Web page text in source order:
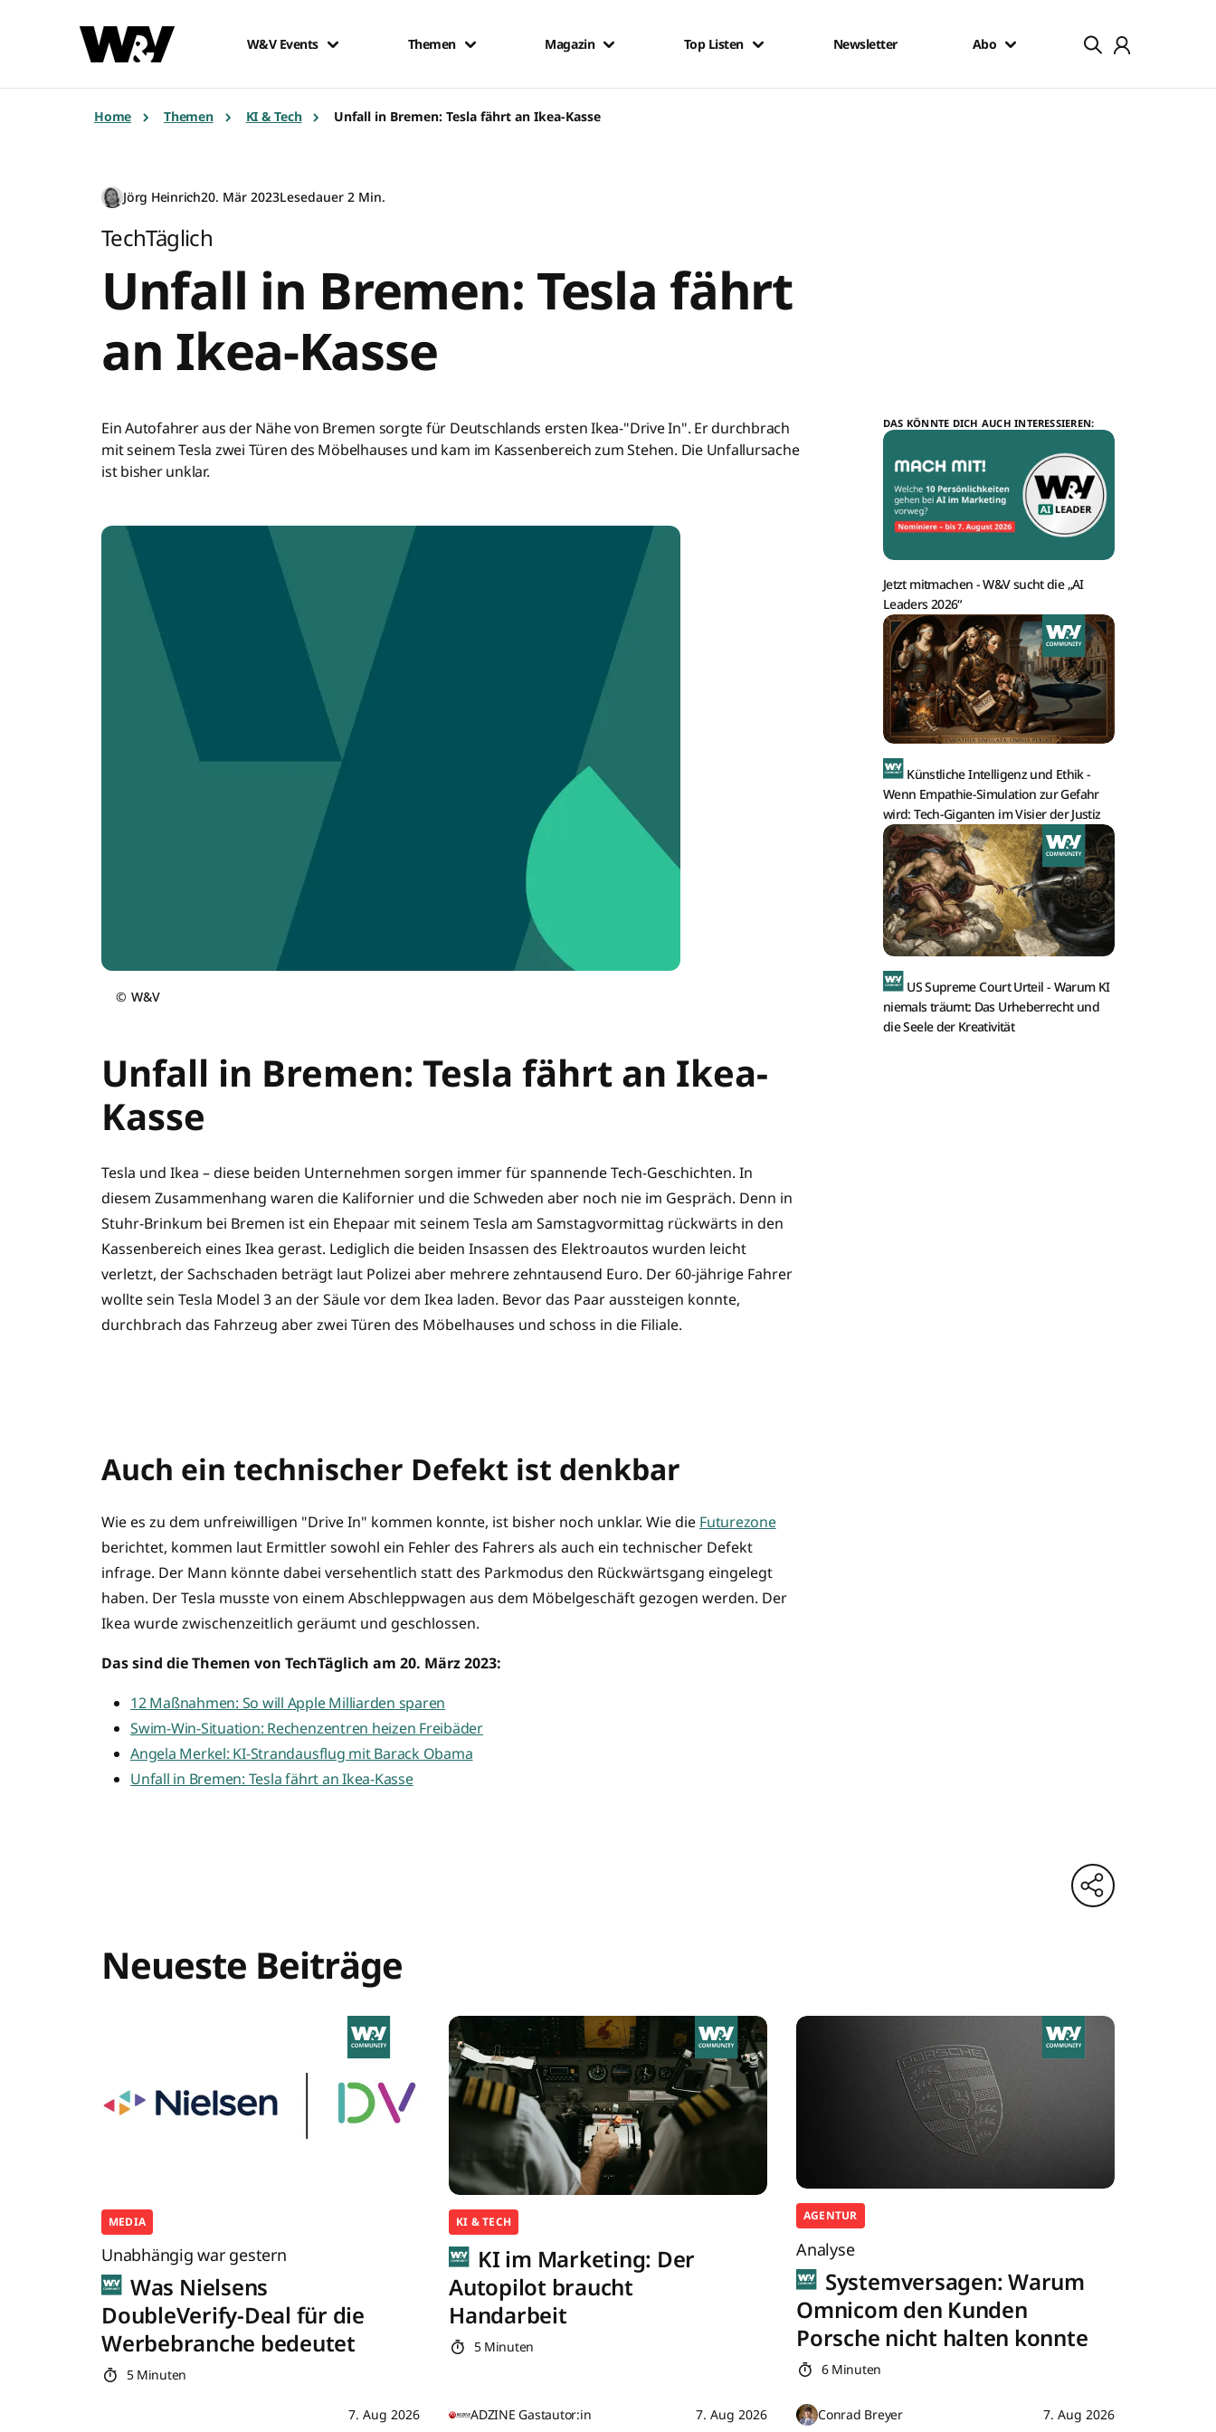
W&V Events Themen Magazin Top Listen Newsletter Abo
Home Themen KI & Tech Unfall in Bremen: Tesla fährt an Ikea-Kasse
Jörg Heinrich20. Mär 2023Lesedauer 2 Min.
TechTäglich
Unfall in Bremen: Tesla fährt
an Ikea-Kasse
Ein Autofahrer aus der Nähe von Bremen sorgte für Deutschlands ersten Ikea-"Drive In". Er durchbrach
mit seinem Tesla zwei Türen des Möbelhauses und kam im Kassenbereich zum Stehen. Die Unfallursache
ist bisher unklar.
© W&V
Unfall in Bremen: Tesla fährt an Ikea-
Kasse
Tesla und Ikea – diese beiden Unternehmen sorgen immer für spannende Tech-Geschichten. In
diesem Zusammenhang waren die Kalifornier und die Schweden aber noch nie im Gespräch. Denn in
Stuhr-Brinkum bei Bremen ist ein Ehepaar mit seinem Tesla am Samstagvormittag rückwärts in den
Kassenbereich eines Ikea gerast. Lediglich die beiden Insassen des Elektroautos wurden leicht
verletzt, der Sachschaden beträgt laut Polizei aber mehrere zehntausend Euro. Der 60-jährige Fahrer
wollte sein Tesla Model 3 an der Säule vor dem Ikea laden. Bevor das Paar aussteigen konnte,
durchbrach das Fahrzeug aber zwei Türen des Möbelhauses und schoss in die Filiale.
Auch ein technischer Defekt ist denkbar
Wie es zu dem unfreiwilligen "Drive In" kommen konnte, ist bisher noch unklar. Wie die Futurezone
berichtet, kommen laut Ermittler sowohl ein Fehler des Fahrers als auch ein technischer Defekt
infrage. Der Mann könnte dabei versehentlich statt des Parkmodus den Rückwärtsgang eingelegt
haben. Der Tesla musste von einem Abschleppwagen aus dem Möbelgeschäft gezogen werden. Der
Ikea wurde zwischenzeitlich geräumt und geschlossen.
Das sind die Themen von TechTäglich am 20. März 2023:
12 Maßnahmen: So will Apple Milliarden sparen
Swim-Win-Situation: Rechenzentren heizen Freibäder
Angela Merkel: KI-Strandausflug mit Barack Obama
Unfall in Bremen: Tesla fährt an Ikea-Kasse
DAS KÖNNTE DICH AUCH INTERESSIEREN:
Jetzt mitmachen -W&V sucht die „AI
Leaders 2026“
Künstliche Intelligenz und Ethik -
Wenn Empathie-Simulation zur Gefahr
wird: Tech-Giganten im Visier der Justiz
US Supreme Court Urteil - Warum KI
niemals träumt: Das Urheberrecht und
die Seele der Kreativität
Neueste Beiträge
MEDIA
Unabhängig war gestern
Was Nielsens
DoubleVerify-Deal für die
Werbebranche bedeutet
5 Minuten
7. Aug 2026
KI & TECH
KI im Marketing: Der
Autopilot braucht
Handarbeit
5 Minuten
ADZINE Gastautor:in 7. Aug 2026
AGENTUR
Analyse
Systemversagen: Warum
Omnicom den Kunden
Porsche nicht halten konnte
6 Minuten
Conrad Breyer 7. Aug 2026